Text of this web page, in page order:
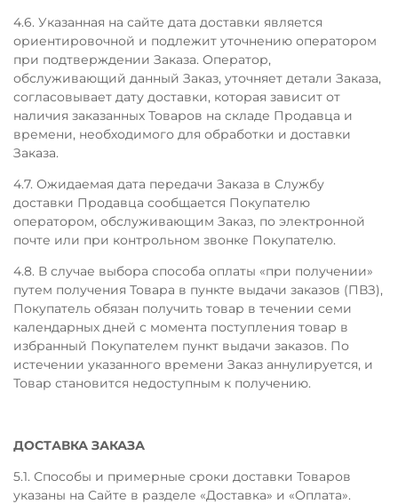
4.6. Указанная на сайте дата доставки является
ориентировочной и подлежит уточнению оператором
при подтверждении Заказа. Оператор,
обслуживающий данный Заказ, уточняет детали Заказа,
согласовывает дату доставки, которая зависит от
наличия заказанных Товаров на складе Продавца и
времени, необходимого для обработки и доставки
Заказа.
4.7. Ожидаемая дата передачи Заказа в Службу
доставки Продавца сообщается Покупателю
оператором, обслуживающим Заказ, по электронной
почте или при контрольном звонке Покупателю.
4.8. В случае выбора способа оплаты «при получении»
путем получения Товара в пункте выдачи заказов (ПВЗ),
Покупатель обязан получить товар в течении семи
календарных дней с момента поступления товар в
избранный Покупателем пункт выдачи заказов. По
истечении указанного времени Заказ аннулируется, и
Товар становится недоступным к получению.
ДОСТАВКА ЗАКАЗА
5.1. Способы и примерные сроки доставки Товаров
указаны на Сайте в разделе «Доставка» и «Оплата».